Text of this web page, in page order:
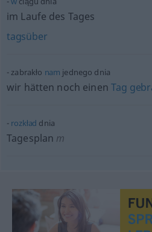
im Laufe des Tages
tagsüber
zabrakło nam jednego dnia
wir hätten noch einenTag
rozkład dnia
Tagesplan m